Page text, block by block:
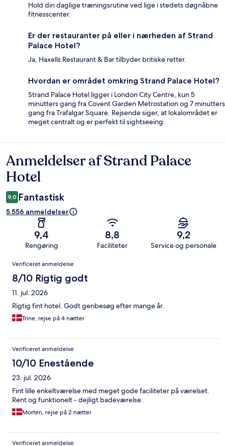
Hold din daglige træningsrutine ved lige i stedets døgnåbne
fitnesscenter.
Er der restauranter på eller i nærheden af Strand
Palace Hotel?
Ja, Haxells Restaurant & Bar tilbyder britiske retter.
Hvordan er området omkring Strand Palace Hotel?
Strand Palace Hotel ligger i London City Centre, kun 5
minutters gang fra Covent Garden Metrostation og 7 minutters
gang fra Trafalgar Square. Rejsende siger, at lokalområdet er
meget centralt og er perfekt til sightseeing.
Anmeldelser
Anmeldelser af Strand Palace
Hotel
9,0 Fantastisk
5.556 anmeldelser
9,4
Rengøring
8,8
Faciliteter
9,2
Service og personale
Anmeldelser
Verificeret anmeldelse
8/10 Rigtig godt
11. jul. 2026
Rigtig fint hotel. Godt genbesøg efter mange år.
Trine, rejse på 4 nætter
Verificeret anmeldelse
10/10 Enestående
23. jul. 2026
Fint lille enkeltværelse med meget gode faciliteter på værelset.
Rent og funktionelt - dejligt badeværelse.
Morten, rejse på 2 nætter
Verificeret anmeldelse